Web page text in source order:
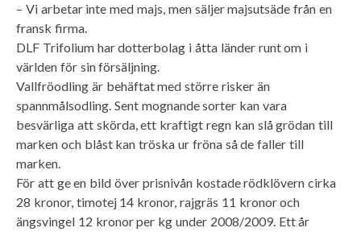
– Vi arbetar inte med majs, men säljer majsutsäde från en
fransk firma.
DLF Trifolium har dotterbolag i åtta länder runt om i
världen för sin försäljning.
Vallfröodling är behäftat med större risker än
spannmålsodling. Sent mognande sorter kan vara
besvärliga att skörda, ett kraftigt regn kan slå grödan till
marken och blåst kan tröska ur fröna så de faller till
marken.
För att ge en bild över prisnivån kostade rödklövern cirka
28 kronor, timotej 14 kronor, rajgräs 11 kronor och
ängsvingel 12 kronor per kg under 2008/2009. Ett år